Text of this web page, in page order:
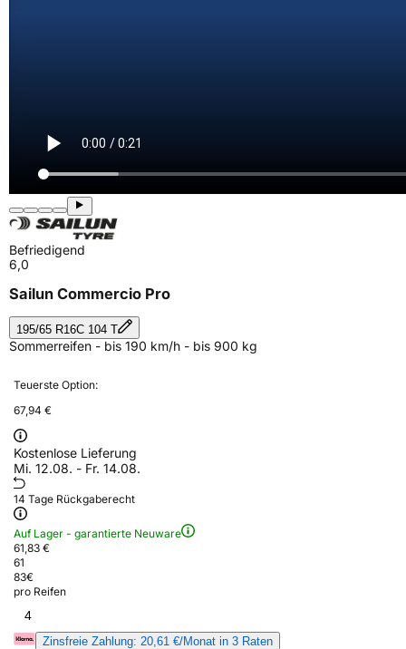
Befriedigend
6,0
Sailun Commercio Pro
195/65 R16C 104 T
Sommerreifen - bis 190 km/h - bis 900 kg
Teuerste Option:
67,94 €
Kostenlose Lieferung
Mi. 12.08. - Fr. 14.08.
14 Tage Rückgaberecht
Auf Lager - garantierte Neuware
61,83 €
61
83€
pro Reifen
4
Zinsfreie Zahlung: 20,61 €/Monat in 3 Raten